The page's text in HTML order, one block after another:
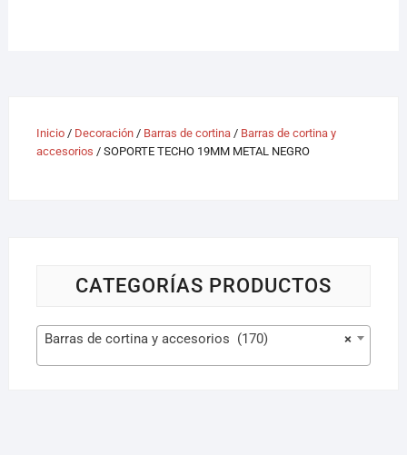
Inicio/ Decoración/ Barras de cortina/ Barras de cortina y
accesorios / SOPORTE TECHO 19MM METAL NEGRO
CATEGORÍAS PRODUCTOS
×
Barras de cortina y accesorios (170)